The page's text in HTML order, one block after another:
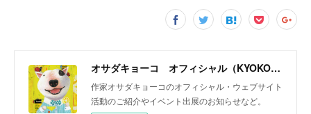
オサダキョーコ オフィシャル（KYOKO OSADA official）
作家オサダキョーコのオフィシャル・ウェブサイト
活動のご紹介やイベント出展のお知らせなど。